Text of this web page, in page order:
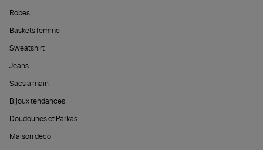
Robes
Baskets femme
Sweatshirt
Jeans
Sacs à main
Bijoux tendances
Doudounes et Parkas
Maison déco